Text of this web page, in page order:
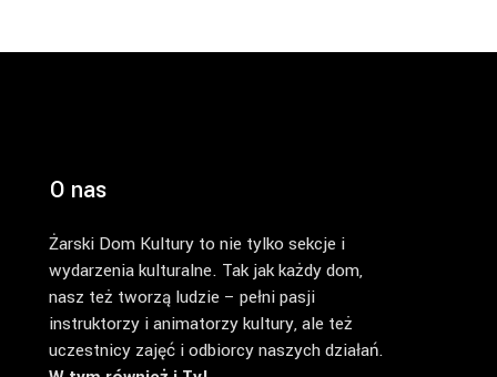
O nas
Żarski Dom Kultury to nie tylko sekcje i
wydarzenia kulturalne. Tak jak każdy dom,
nasz też tworzą ludzie – pełni pasji
instruktorzy i animatorzy kultury, ale też
uczestnicy zajęć i odbiorcy naszych działań.